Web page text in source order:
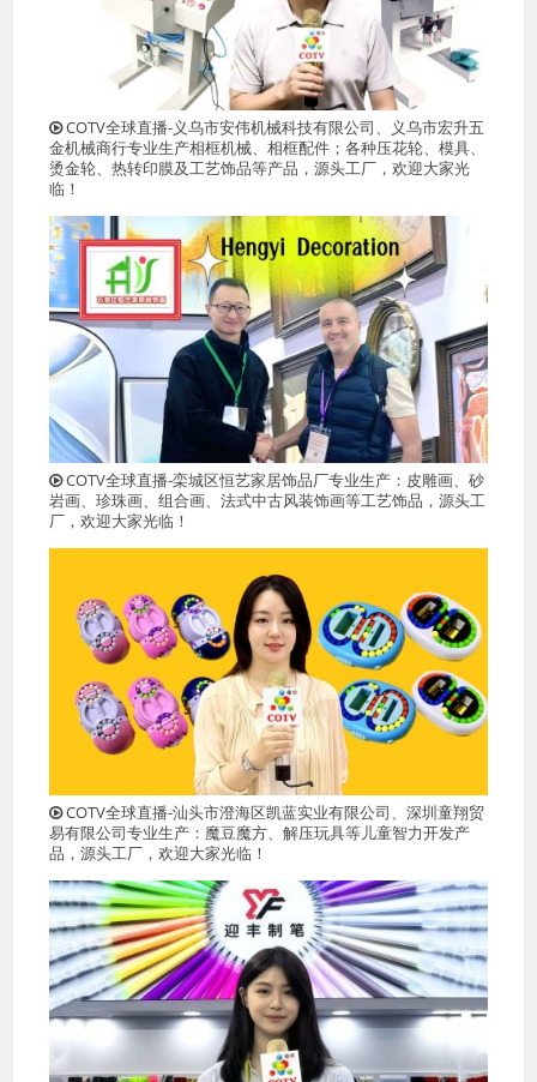
COTV全球直播-义乌市安伟机械科技有限公司、义乌市宏升五
金机械商行专业生产相框机械、相框配件；各种压花轮、模具、
烫金轮、热转印膜及工艺饰品等产品，源头工厂，欢迎大家光
临！
COTV全球直播-栾城区恒艺家居饰品厂专业生产：皮雕画、砂
岩画、珍珠画、组合画、法式中古风装饰画等工艺饰品，源头工
厂，欢迎大家光临！
COTV全球直播-汕头市澄海区凯蓝实业有限公司、深圳童翔贸
易有限公司专业生产：魔豆魔方、解压玩具等儿童智力开发产
品，源头工厂，欢迎大家光临！